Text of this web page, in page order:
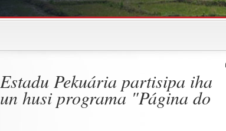
Pekuária partisipa iha
husi programa "Página do